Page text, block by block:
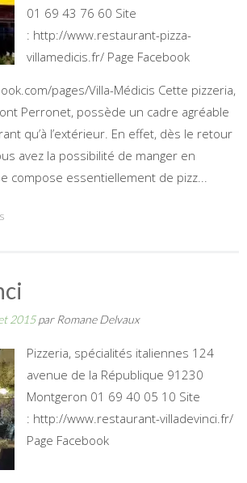
01 69 43 76 60 Site
: http://www.restaurant-pizza-
villamedicis.fr/ Page Facebook
pages/Villa-Médicis Cette pizzeria,
Perronet, possède un cadre agréable
qu’à l’extérieur. En effet, dès le retour
avez la possibilité de manger en
compose essentiellement de pizz...
2015par Romane Delvaux
Pizzeria, spécialités italiennes 124
avenue de la République 91230
Montgeron 01 69 40 05 10 Site
: http://www.restaurant-villadevinci.fr/
Page Facebook